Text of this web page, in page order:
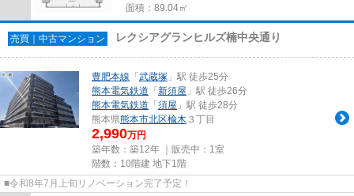
面積：89.04㎡
売買｜中古マンション レクシアグランヒルズ楠中央通り
豊肥本線 「 武蔵塚 」駅 徒歩25分
熊本電気鉄道 「 新須屋 」駅 徒歩26分
熊本電気鉄道 「 須屋 」駅 徒歩28分
熊本県熊本市北区楡木 ３丁目
2,990万円
築年数：築12年 ｜販売中： 1室
階数：10階建 地下1階
■令和8年7月上旬リノベーション完了予定！